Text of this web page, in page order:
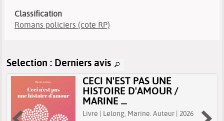
Classification
Romans policiers (cote RP)
Selection : Derniers avis
CECI N'EST PAS UNE
HISTOIRE D'AMOUR /
MARINE ...
Livre | Lelong, Marine. Auteur | 2026